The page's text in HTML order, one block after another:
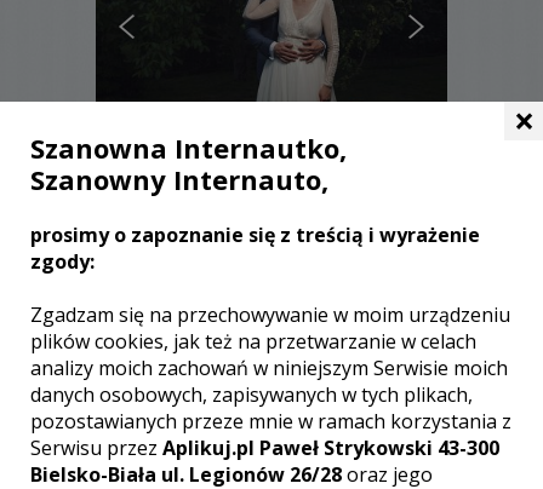
Piotr - Białystok
3000 zł/ sesja
Fotografia od lat jest moją wielką pasją
i czerpię z niej ogromną radość. Nigdy
nie stoję w miejscu - ciągle doskonalę
swój warsztat, który bezustannie
szlifuję na rozmaitych warsztatach i
kursach. Na co dzień pracuję w dużej
instytucji publicznej, w której pełnię
×
Szanowna Internautko,
Szanowny Internauto,
prosimy o zapoznanie się z treścią i wyrażenie
zgody:
Zgadzam się na przechowywanie w moim urządzeniu
plików cookies, jak też na przetwarzanie w celach
analizy moich zachowań w niniejszym Serwisie moich
danych osobowych, zapisywanych w tych plikach,
pozostawianych przeze mnie w ramach korzystania z
Serwisu przez Aplikuj.pl Paweł Strykowski 43-300
Bielsko-Biała ul. Legionów 26/28oraz jego